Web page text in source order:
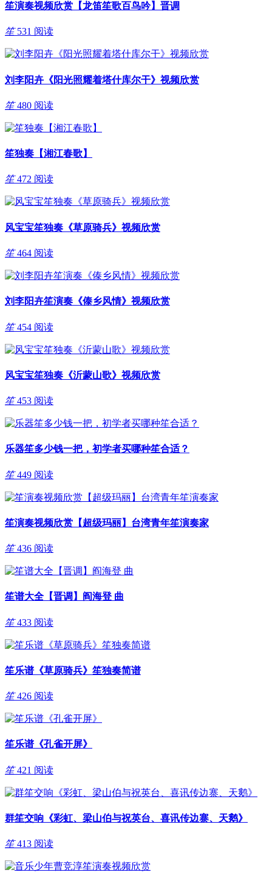
笙演奏视频欣赏【龙笛笙歌百鸟吟】晋调
笙 531 阅读
刘李阳卉《阳光照耀着塔什库尔干》视频欣赏
笙 480 阅读
笙独奏【湘江春歌】
笙 472 阅读
风宝宝笙独奏《草原骑兵》视频欣赏
笙 464 阅读
刘李阳卉笙演奏《傣乡风情》视频欣赏
笙 454 阅读
风宝宝笙独奏《沂蒙山歌》视频欣赏
笙 453 阅读
乐器笙多少钱一把，初学者买哪种笙合适？
笙 449 阅读
笙演奏视频欣赏【超级玛丽】台湾青年笙演奏家
笙 436 阅读
笙谱大全【晋调】阎海登 曲
笙 433 阅读
笙乐谱《草原骑兵》笙独奏简谱
笙 426 阅读
笙乐谱《孔雀开屏》
笙 421 阅读
群笙交响《彩虹、梁山伯与祝英台、喜讯传边寨、天鹅》
笙 413 阅读